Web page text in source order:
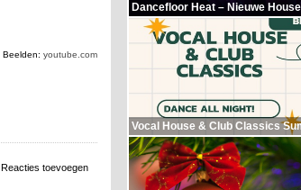
Beelden: youtube.com
Reacties toevoegen
Dancefloor Heat – Nieuwe
Vocal House & Club Classics